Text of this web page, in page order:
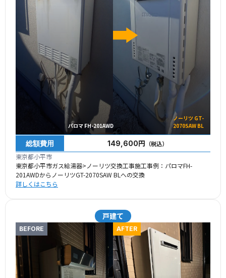
パロマ FH-201AWD
ノーリツ GT-
2070SAW BL
総額費用 149,600円 （税込）
東京都小平市
東京都小平市ガス給湯器>ノーリツ交換工事施工事例：パロマFH-
201AWDからノーリツGT-2070SAW BLへの交換
詳しくはこちら
戸建て
BEFORE AFTER